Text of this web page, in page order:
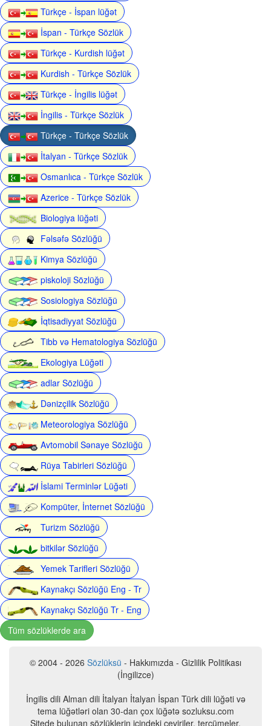
Türkçe - İspan lüğət
İspan - Türkçe Sözlük
Türkçe - Kurdish lüğət
Kurdish - Türkçe Sözlük
Türkçe - İngilis lüğət
İngilis - Türkçe Sözlük
Türkçe - Türkçe Sözlük
İtalyan - Türkçe Sözlük
Osmanlıca - Türkçe Sözlük
Azerice - Türkçe Sözlük
Biologiya lüğəti
Fəlsəfə Sözlüğü
Kimya Sözlüğü
piskoloji Sözlüğü
Sosiologiya Sözlüğü
İqtisadiyyat Sözlüğü
Tibb və Hematologiya Sözlüğü
Ekologiya Lüğəti
adlar Sözlüğü
Dənizçilik Sözlüğü
Meteorologiya Sözlüğü
Avtomobil Sənaye Sözlüğü
Rüya Tabirleri Sözlüğü
İslami Terminlər Lüğəti
Kompüter, İnternet Sözlüğü
Turizm Sözlüğü
bitkilər Sözlüğü
Yemek Tarifleri Sözlüğü
Kaynakçı Sözlüğü Eng - Tr
Kaynakçı Sözlüğü Tr - Eng
Tüm sözlüklerde ara
© 2004 - 2026 Sözlüksü - Hakkımızda - Gizlilik Politikası
(İngilizce)
İngilis dili Alman dili İtalyan İtalyan İspan Türk dili lüğəti və
tema lüğətləri olan 30-dan çox lüğətə sozluksu.com
Sitede bulunan sözlüklerin içindeki çeviriler, tercümeler,